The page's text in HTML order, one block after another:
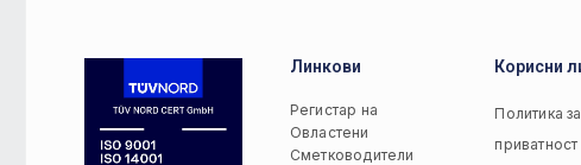
Линкови
Регистар на
Овластени
Сметководители
Корисни
Политика за
приватност